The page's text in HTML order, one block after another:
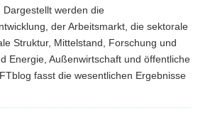
werden die
der Arbeitsmarkt, die sektorale
Struktur, Mittelstand, Forschung und
Energie, Außenwirtschaft und öffentliche
fasst die wesentlichen Ergebnisse